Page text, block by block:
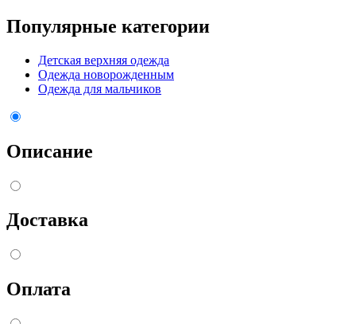
Популярные категории
Детская верхняя одежда
Одежда новорожденным
Одежда для мальчиков
Описание
Доставка
Оплата